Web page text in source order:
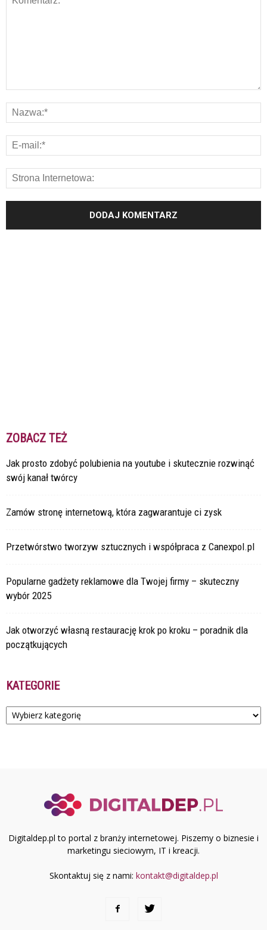
ZOBACZ TEŻ
Jak prosto zdobyć polubienia na youtube i skutecznie rozwinąć
swój kanał twórcy
Zamów stronę internetową, która zagwarantuje ci zysk
Przetwórstwo tworzyw sztucznych i współpraca z Canexpol.pl
Popularne gadżety reklamowe dla Twojej firmy – skuteczny
wybór 2025
Jak otworzyć własną restaurację krok po kroku – poradnik dla
początkujących
KATEGORIE
Kategorie
Digitaldep.pl to portal z branży internetowej. Piszemy o biznesie i
marketingu sieciowym, IT i kreacji.
Skontaktuj się z nami: kontakt@digitaldep.pl